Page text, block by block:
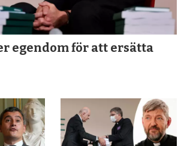
egendom för att ersätta